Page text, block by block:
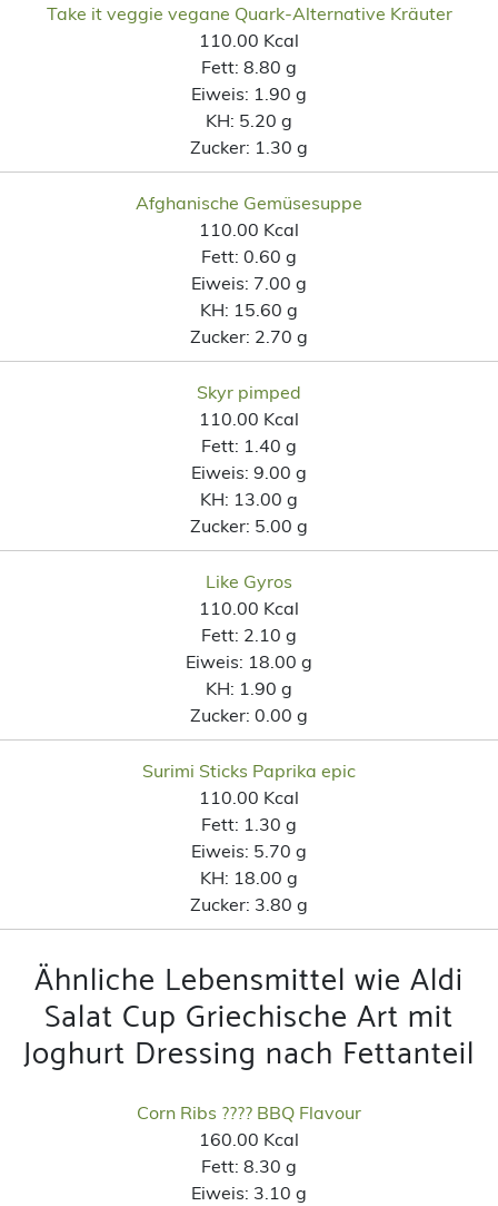
Take it veggie vegane Quark-Alternative Kräuter
110.00 Kcal
Fett: 8.80 g
Eiweis: 1.90 g
KH: 5.20 g
Zucker: 1.30 g
Afghanische Gemüsesuppe
110.00 Kcal
Fett: 0.60 g
Eiweis: 7.00 g
KH: 15.60 g
Zucker: 2.70 g
Skyr pimped
110.00 Kcal
Fett: 1.40 g
Eiweis: 9.00 g
KH: 13.00 g
Zucker: 5.00 g
Like Gyros
110.00 Kcal
Fett: 2.10 g
Eiweis: 18.00 g
KH: 1.90 g
Zucker: 0.00 g
Surimi Sticks Paprika epic
110.00 Kcal
Fett: 1.30 g
Eiweis: 5.70 g
KH: 18.00 g
Zucker: 3.80 g
Ähnliche Lebensmittel wie Aldi
Salat Cup Griechische Art mit
Joghurt Dressing nach Fettanteil
Corn Ribs ???? BBQ Flavour
160.00 Kcal
Fett: 8.30 g
Eiweis: 3.10 g